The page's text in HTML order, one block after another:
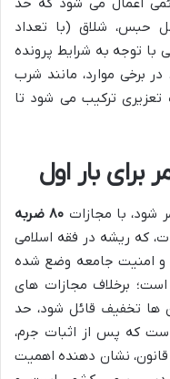
حبس، شلاق (با تعداد
توجه به شرایط پرونده
برخی موارد، مانند شرب
تعزیری ترکیب می شود تا
بار اول
شود، با مجازات
۸۰ ضربه
که ریشه در فقه اسلامی
و امنیت جامعه وضع شده
برخلاف مجازات های
ها تخفیف قائل شود، حد
است که پس از اثبات جرم،
نشان دهنده اهمیت